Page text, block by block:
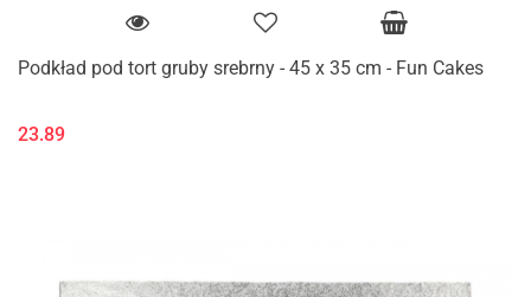
Podkład pod tort gruby srebrny - 45 x 35 cm - Fun Cakes
23.89